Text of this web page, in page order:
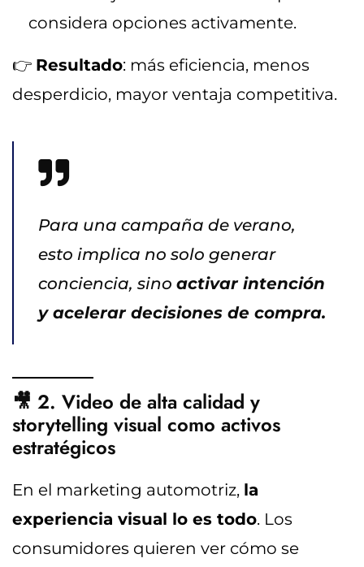
considera opciones activamente.
👉 Resultado: más eficiencia, menos
desperdicio, mayor ventaja competitiva.
Para una campaña de verano,
esto implica no solo generar
conciencia, sino activar intención
y acelerar decisiones de compra.
🎥 2. Video de alta calidad y
storytelling visual como activos
estratégicos
En el marketing automotriz, la
experiencia visual lo es todo. Los
consumidores quieren ver cómo se